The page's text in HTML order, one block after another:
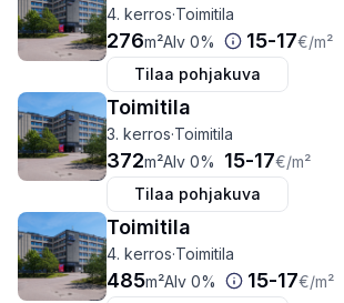
4. kerros·Toimitila
276m²Alv 0% 15-17€/m²
Tilaa pohjakuva
Toimitila
3. kerros·Toimitila
372m²Alv 0% 15-17€/m²
Tilaa pohjakuva
Toimitila
4. kerros·Toimitila
485m²Alv 0% 15-17€/m²